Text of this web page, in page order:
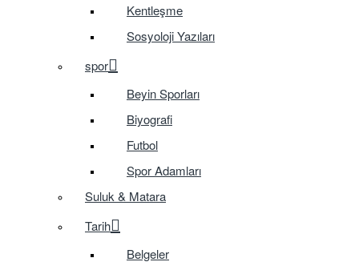
Kentleşme
Sosyoloji Yazıları
spor
Beyin Sporları
Biyografi
Futbol
Spor Adamları
Suluk & Matara
Tarih
Belgeler